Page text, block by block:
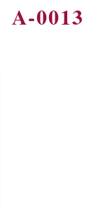
A-0013